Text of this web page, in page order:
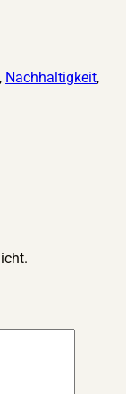
, Nachhaltigkeit